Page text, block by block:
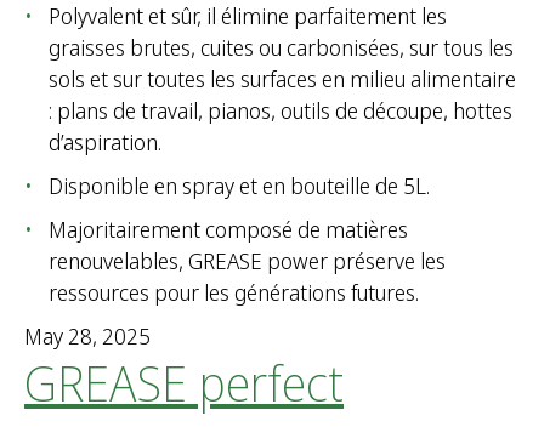
Polyvalent et sûr, il élimine parfaitement les
graisses brutes, cuites ou carbonisées, sur tous les
sols et sur toutes les surfaces en milieu alimentaire
: plans de travail, pianos, outils de découpe, hottes
d’aspiration.
Disponible en spray et en bouteille de 5L.
Majoritairement composé de matières
renouvelables, GREASE power préserve les
ressources pour les générations futures.
May 28, 2025
GREASE perfect